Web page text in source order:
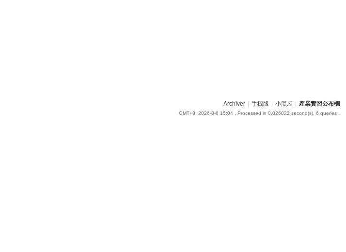
Archiver 手機版 小黑屋 產業實習公布欄
GMT+8, 2026-8-6 15:04, Processed in 0.026022 second(s), 6 queries .